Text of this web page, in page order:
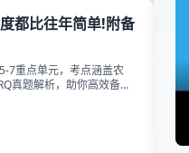
都比往年简单!附备
7重点单元，考点涵盖农
真题解析，助你高效备考